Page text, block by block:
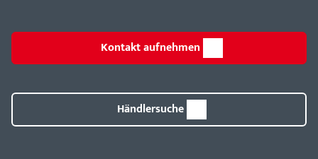
Kontakt aufnehmen
Händlersuche